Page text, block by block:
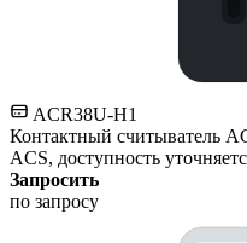
ACR38U-H1
Контактный считыватель
ACS, доступность
Запросить
по запросу